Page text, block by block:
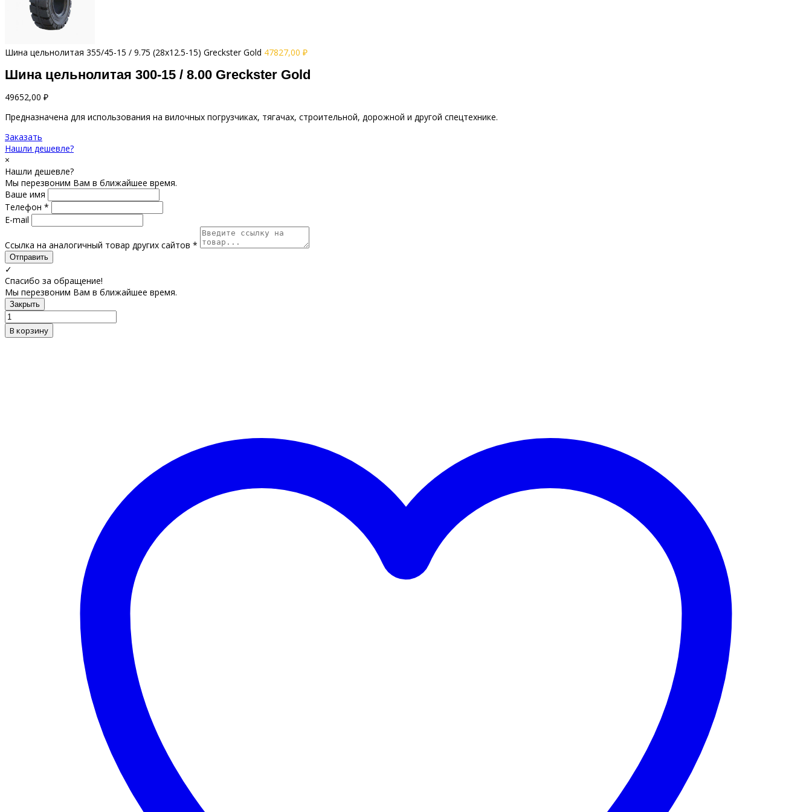
Шина цельнолитая 355/45-15 / 9.75 (28x12.5-15) Greckster Gold 47827,00 ₽
Шина цельнолитая 300-15 / 8.00 Greckster Gold
49652,00 ₽
Предназначена для использования на вилочных погрузчиках, тягачах, строительной, дорожной и другой спецтехнике.
Заказать
Нашли дешевле?
×
Нашли дешевле?
Мы перезвоним Вам в ближайшее время.
Ваше имя
Телефон *
E-mail
Ссылка на аналогичный товар других сайтов *
Отправить
✓
Спасибо за обращение!
Мы перезвоним Вам в ближайшее время.
Закрыть
В корзину